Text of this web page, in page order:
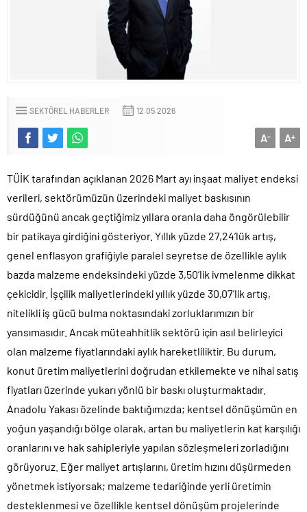
SEKTÖREL HABERLER 12.05.2026
A+
A-
TÜİK tarafından açıklanan 2026 Mart ayı inşaat maliyet endeksi
verileri, sektörümüzün üzerindeki maliyet baskısının
sürdüğünü ancak geçtiğimiz yıllara oranla daha öngörülebilir
bir patikaya girdiğini gösteriyor. Yıllık yüzde 27,24’lük artış,
genel enflasyon grafiğiyle paralel seyretse de özellikle aylık
bazda malzeme endeksindeki yüzde 3,50’lik ivmelenme dikkat
çekicidir. İşçilik maliyetlerindeki yıllık yüzde 30,07’lik artış,
nitelikli iş gücü bulma noktasındaki zorluklarımızın bir
yansımasıdır. Ancak müteahhitlik sektörü için asıl belirleyici
olan malzeme fiyatlarındaki aylık hareketliliktir. Bu durum,
konut üretim maliyetlerini doğrudan etkilemekte ve nihai satış
fiyatları üzerinde yukarı yönlü bir baskı oluşturmaktadır.
Anadolu Yakası özelinde baktığımızda; kentsel dönüşümün en
yoğun yaşandığı bölge olarak, artan bu maliyetlerin kat karşılığı
oranlarını ve hak sahipleriyle yapılan sözleşmeleri zorladığını
görüyoruz. Eğer maliyet artışlarını, üretim hızını düşürmeden
yönetmek istiyorsak; malzeme tedariğinde yerli üretimin
desteklenmesi ve özellikle kentsel dönüşüm projelerinde